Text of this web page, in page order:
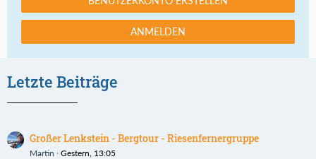
ANMELDEN
Letzte Beiträge
Großer Lenkstein - Bergtour - Riesenfernergruppe
Martin Gestern, 13:05